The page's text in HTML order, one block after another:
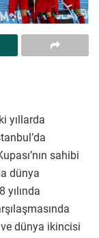
yıllarda
sahibi
dünya
yılında
dünya ikincisi